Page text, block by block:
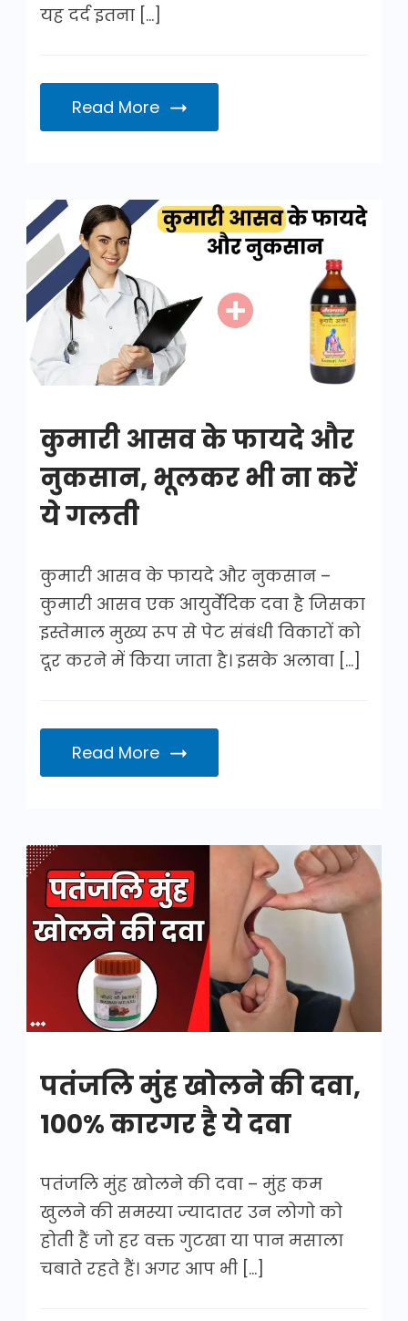
यह दर्द इतना […]
Read More
कुमारी
आसव
के
फायदे
और
नुकसान
कुमारी आसव के फायदे और
नुकसान, भूलकर भी ना करें
ये गलती
कुमारी आसव के फायदे और नुकसान –
कुमारी आसव एक आयुर्वेदिक दवा है जिसका
इस्तेमाल मुख्य रूप से पेट संबंधी विकारों को
दूर करने में किया जाता है। इसके अलावा […]
Read More
पतंजलि
मुंह
खोलने
की
पतंजलि मुंह खोलने की दवा,
100% कारगर है ये दवा
पतंजलि मुंह खोलने की दवा – मुंह कम
खुलने की समस्या ज्यादातर उन लोगो को
होती हैं जो हर वक्त गुटखा या पान मसाला
चबाते रहते हैं। अगर आप भी […]